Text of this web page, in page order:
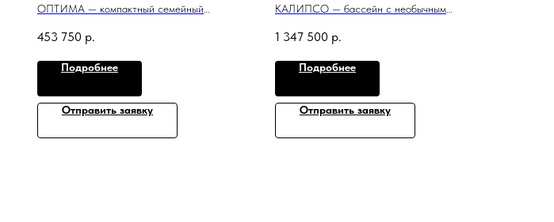
ОПТИМА — компактный семейный
идеально подойдет для небольшого участка
или помещения.
4 м x 2,35 м x 1,5 м
453 750 р.
Подробнее
Отправить заявку
КАЛИПСО — бассейн с необычным
призывает к спокойному отдыху и релаксу
в воде.
8 м x 3,6 м x 1,5 м
1 347 500 р.
Подробнее
Отправить заявку